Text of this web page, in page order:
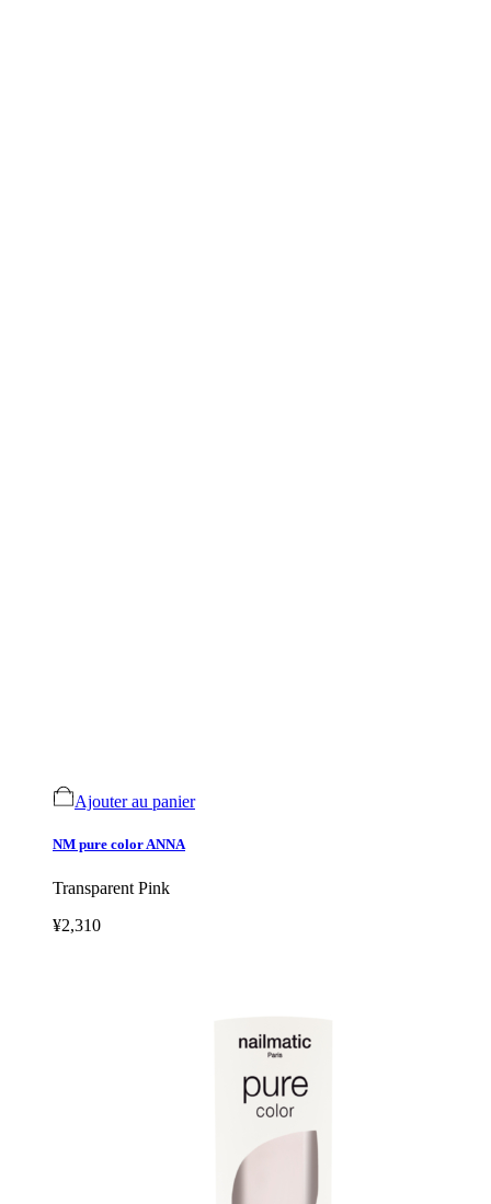
Ajouter au panier
NM pure color ANNA
Transparent Pink
¥2,310